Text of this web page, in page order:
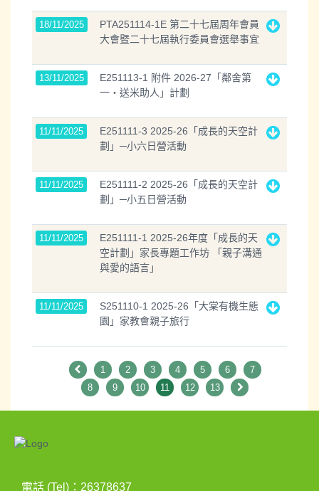
18/11/2025
PTA251114-1E 第二十七屆周年會員
大會暨二十七屆執行委員會選舉事宜
13/11/2025
E251113-1 附件 2026-27「鄰舍第
一‧送米助人」計劃
11/11/2025
E251111-3 2025-26「成長的天空計
劃」─小六日營活動
11/11/2025
E251111-2 2025-26「成長的天空計
劃」─小五日營活動
11/11/2025
E251111-1 2025-26年度「成長的天
空計劃」家長專題工作坊 「親子溝通
與愛的語言」
11/11/2025
S251110-1 2025-26「大棠有機生態
園」家教會親子旅行
1 2 3 4 5 6
7
8
9 10 11 12 13
電話 (Tel)：26378637